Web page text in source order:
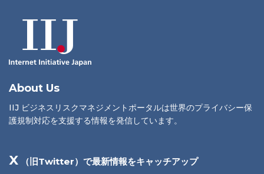
About Us
IIJ ビジネスリスクマネジメントポータルは世界のプライバシー保
護規制対応を支援する情報を発信しています。
X （旧Twitter）で最新情報をキャッチアップ